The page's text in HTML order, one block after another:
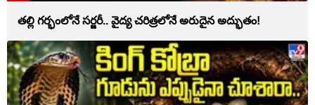
తల్లి గర్భంలోనే సర్జరీ.. వైద్య చరిత్రలోనే అరుదైన అద్భుతం!